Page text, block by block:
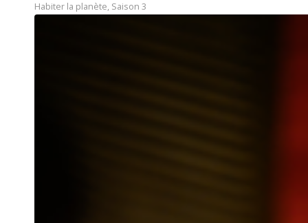
Habiter la planète, Saison 3